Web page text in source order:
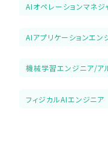
AIオペレーションマネジ
AIアプリケーションエン
機械学習エンジニア/ア
フィジカルAIエンジニア